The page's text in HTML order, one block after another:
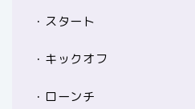
・スタート
・キックオフ
・ローンチ